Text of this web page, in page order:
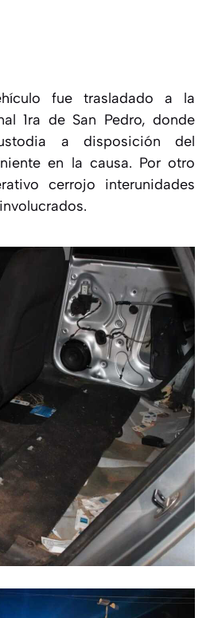
fue trasladado a la
1ra de San Pedro, donde
a disposición del
en la causa. Por otro
cerrojo interunidades